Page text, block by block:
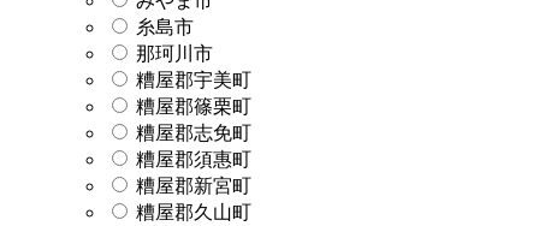
糸島市
那珂川市
糟屋郡宇美町
糟屋郡篠栗町
糟屋郡志免町
糟屋郡須惠町
糟屋郡新宮町
糟屋郡久山町